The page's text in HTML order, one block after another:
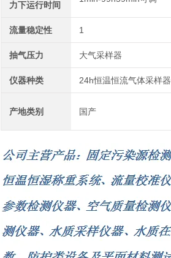
力下运行时间
流量稳定性 1
抽气压力 大气采样器
仪器种类 24h恒温恒流气体采样器
产地类别 国产